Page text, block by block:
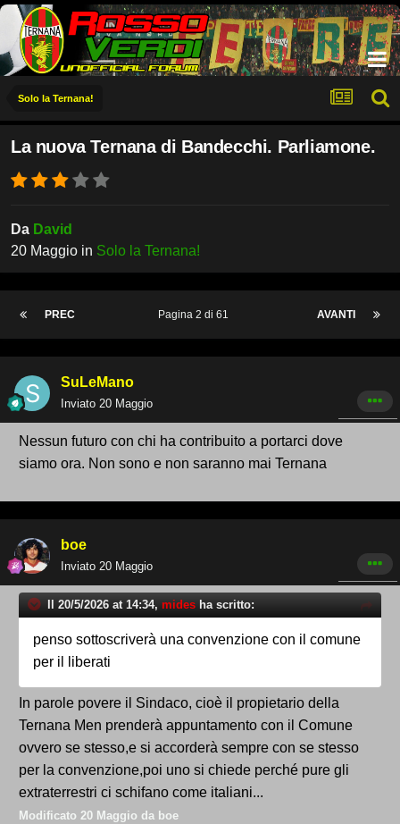
Solo la Ternana!
La nuova Ternana di Bandecchi. Parliamone.
Da David
20 Maggio in Solo la Ternana!
PREC AVANTI
Pagina 2 di 61
SuLeMano
Inviato 20 Maggio
Nessun futuro con chi ha contribuito a portarci dove
siamo ora. Non sono e non saranno mai Ternana
boe
Inviato 20 Maggio
Il 20/5/2026 at 14:34, mides ha scritto:
penso sottoscriverà una convenzione con il comune
per il liberati
In parole povere il Sindaco, cioè il propietario della
Ternana Men prenderà appuntamento con il Comune
ovvero se stesso,e si accorderà sempre con se stesso
per la convenzione,poi uno si chiede perché pure gli
extraterrestri ci schifano come italiani...
Modificato 20 Maggio da boe